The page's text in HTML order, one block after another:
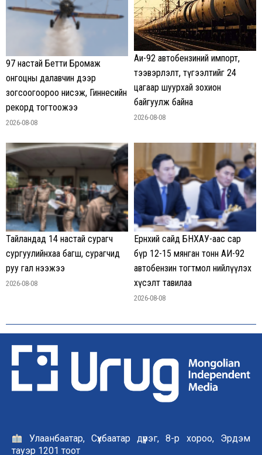
97 настай Бетти Бромаж
онгоцны далавчин дээр
зогсоогоороо нисэж, Гиннесийн
рекорд тогтоожээ
2026-08-08
Аи-92 автобензиний импорт,
тээвэрлэлт, түгээлтийг 24
цагаар шуурхай зохион
байгуулж байна
2026-08-08
Тайландад 14 настай сурагч
сургуулийнхаа багш, сурагчид
руу гал нээжээ
2026-08-08
Ерөнхий сайд БНХАУ-аас сар
бүр 12-15 мянган тонн АИ-92
автобензин тогтмол нийлүүлэх
хүсэлт тавилаа
2026-08-08
Улаанбаатар, Сүхбаатар дүүрэг, 8-р хороо, Эрдэм
тауэр 1201 тоот